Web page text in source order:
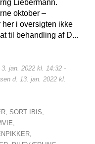
Liebermann.
oktober –
her i oversigten ikke
til behandling af D...
jan. 2022 kl. 14:32 -
d. 13. jan. 2022 kl.
SORT IBIS,